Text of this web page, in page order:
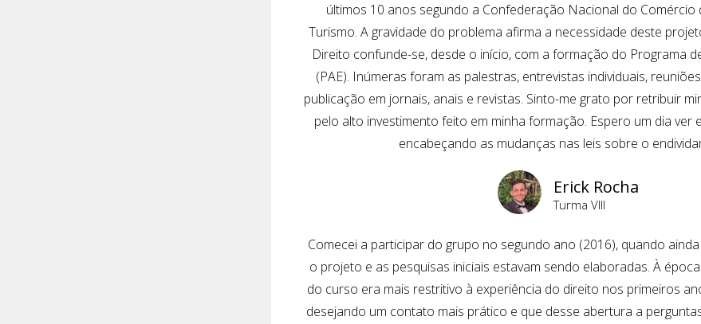
últimos 10 anos segundo a Confederação Nacional do Comércio
Turismo. A gravidade do problema afirma a necessidade deste
Direito confunde-se, desde o início, com a formação do Programa
(PAE). Inúmeras foram as palestras, entrevistas individuais,
publicação em jornais, anais e revistas. Sinto-me grato por retribuir
pelo alto investimento feito em minha formação. Espero um dia ver
encabeçando as mudanças nas leis sobre o
Erick Rocha
Turma VIII
Comecei a participar do grupo no segundo ano (2016), quando
o projeto e as pesquisas iniciais estavam sendo elaboradas. À
do curso era mais restritivo à experiência do direito nos primeiros
desejando um contato mais prático e que desse abertura a